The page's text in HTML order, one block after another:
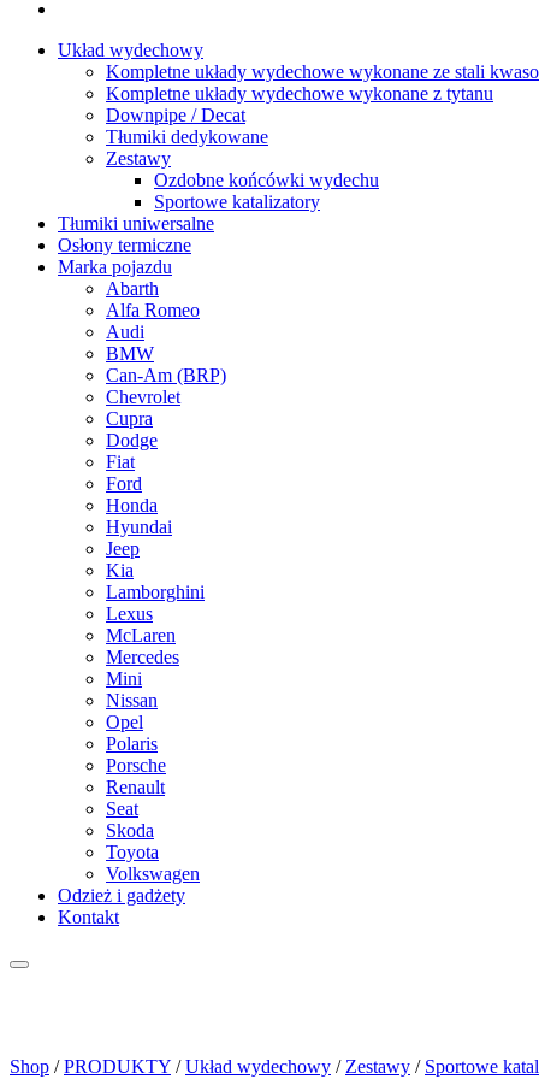
Układ wydechowy
Kompletne układy wydechowe wykonane ze stali
Kompletne układy wydechowe wykonane z tytanu
Downpipe / Decat
Tłumiki dedykowane
Zestawy
Ozdobne końcówki wydechu
Sportowe katalizatory
Tłumiki uniwersalne
Osłony termiczne
Marka pojazdu
Abarth
Alfa Romeo
Audi
BMW
Can-Am (BRP)
Chevrolet
Cupra
Dodge
Fiat
Ford
Honda
Hyundai
Jeep
Kia
Lamborghini
Lexus
McLaren
Mercedes
Mini
Nissan
Opel
Polaris
Porsche
Renault
Seat
Skoda
Toyota
Volkswagen
Odzież i gadżety
Kontakt
Shop / PRODUKTY / Układ wydechowy / Zestawy / Sportowe